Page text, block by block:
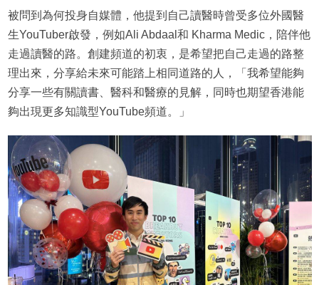
被問到為何投身自媒體，他提到自己讀醫時曾受多位外國醫
生YouTuber啟發，例如Ali Abdaal和 Kharma Medic，陪伴他
走過讀醫的路。創建頻道的初衷，是希望把自己走過的路整
理出來，分享給未來可能踏上相同道路的人，「我希望能夠
分享一些有關讀書、醫科和醫療的見解，同時也期望香港能
夠出現更多知識型YouTube頻道。」